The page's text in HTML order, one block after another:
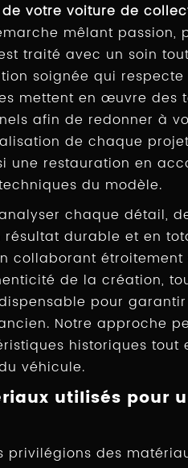
votre voiture de
mêlant
traité avec un soin
soignée qui
mettent en œuvre des
afin de redonner à
de chaque
une restauration en
du modèle.
chaque détail,
durable et en
collaborant étroitement
de la création,
pour
Notre approche
historiques tout
véhicule.
utilisés pour
privilégions des